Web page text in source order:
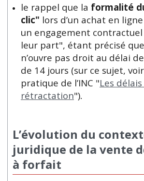
le rappel que la formalité
clic" lors d’un achat en
un engagement
leur part", étant précisé
n’ouvre pas droit au délai
de 14 jours (sur ce sujet,
pratique de l’INC "Les
rétractation").
L’évolution du
juridique de la vente
à forfait